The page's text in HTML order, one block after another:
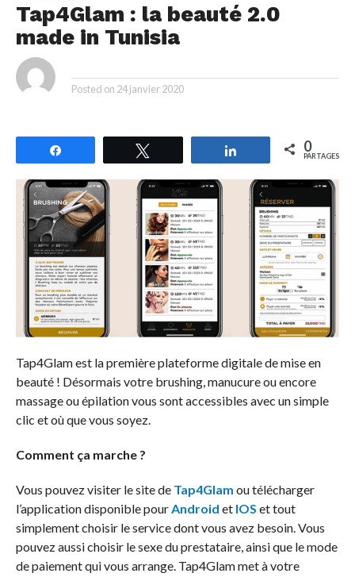
Tap4Glam : la beauté 2.0
made in Tunisia
Posted on 24 janvier 2020
Partagez 0
PARTAGES
Tap4Glam est la première plateforme digitale de mise en
beauté ! Désormais votre brushing, manucure ou encore
massage ou épilation vous sont accessibles avec un simple
clic et où que vous soyez.
Comment ça marche ?
Vous pouvez visiter le site de Tap4Glam ou télécharger
l’application disponible pourAndroid et IOS et tout
simplement choisir le service dont vous avez besoin. Vous
pouvez aussi choisir le sexe du prestataire, ainsi que le mode
de paiement qui vous arrange. Tap4Glam met à votre